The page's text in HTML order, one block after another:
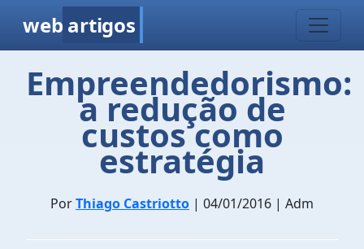
web artigos
Empreendedorismo:
a redução de
custos como
estratégia
PorThiago Castriotto | 04/01/2016 | Adm